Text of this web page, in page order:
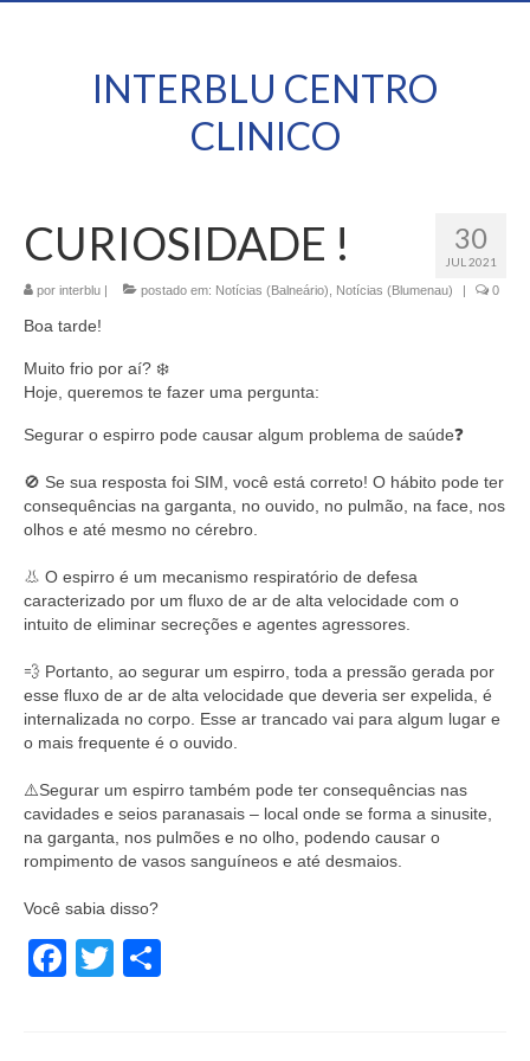
INTERBLU CENTRO
CLINICO
30
JUL 2021
CURIOSIDADE !
por interblu | postado em: Notícias (Balneário) Notícias (Blumenau) | 0
Boa tarde!
Muito frio por aí? ❄️
Hoje, queremos te fazer uma pergunta:
Segurar o espirro pode causar algum problema de saúde❓
🚫 Se sua resposta foi SIM, você está correto! O hábito pode ter
consequências na garganta, no ouvido, no pulmão, na face, nos
olhos e até mesmo no cérebro.⠀
👃 O espirro é um mecanismo respiratório de defesa
caracterizado por um fluxo de ar de alta velocidade com o
intuito de eliminar secreções e agentes agressores.⠀
💨 Portanto, ao segurar um espirro, toda a pressão gerada por
esse fluxo de ar de alta velocidade que deveria ser expelida, é
internalizada no corpo. Esse ar trancado vai para algum lugar e
o mais frequente é o ouvido.⠀
⚠️Segurar um espirro também pode ter consequências nas
cavidades e seios paranasais – local onde se forma a sinusite,
na garganta, nos pulmões e no olho, podendo causar o
rompimento de vasos sanguíneos e até desmaios.⠀
Você sabia disso?⠀
Facebook
Twitter